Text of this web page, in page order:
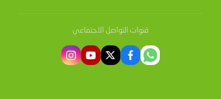
قنوات التواصل الاجتماعي